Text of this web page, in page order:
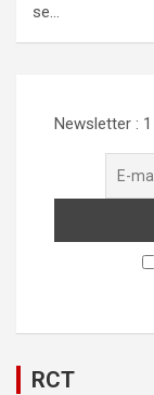
se…
Newsletter :
RCT